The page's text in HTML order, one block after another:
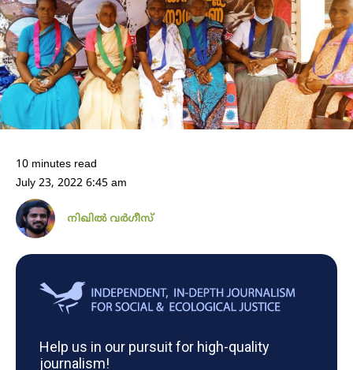
10 minutes read
July 23, 2022 6:45 am
നിഖില്‍ വര്‍ഗീസ്‌
Help us in our pursuit for high-quality
journalism!